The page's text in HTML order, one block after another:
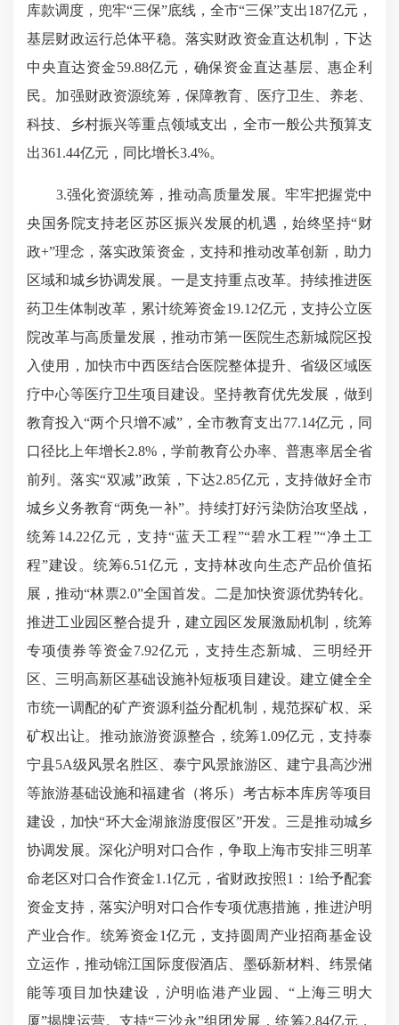
库款调度，兜牢“三保”底线，全市“三保”支出187亿元，
基层财政运行总体平稳。落实财政资金直达机制，下达
中央直达资金59.88亿元，确保资金直达基层、惠企利
民。加强财政资源统筹，保障教育、医疗卫生、养老、
科技、乡村振兴等重点领域支出，全市一般公共预算支
出361.44亿元，同比增长3.4%。
3.强化资源统筹，推动高质量发展。牢牢把握党中
央国务院支持老区苏区振兴发展的机遇，始终坚持“财
政+”理念，落实政策资金，支持和推动改革创新，助力
区域和城乡协调发展。一是支持重点改革。持续推进医
药卫生体制改革，累计统筹资金19.12亿元，支持公立医
院改革与高质量发展，推动市第一医院生态新城院区投
入使用，加快市中西医结合医院整体提升、省级区域医
疗中心等医疗卫生项目建设。坚持教育优先发展，做到
教育投入“两个只增不减”，全市教育支出77.14亿元，同
口径比上年增长2.8%，学前教育公办率、普惠率居全省
前列。落实“双减”政策，下达2.85亿元，支持做好全市
城乡义务教育“两免一补”。持续打好污染防治攻坚战，
统筹14.22亿元，支持“蓝天工程”“碧水工程”“净土工
程”建设。统筹6.51亿元，支持林改向生态产品价值拓
展，推动“林票2.0”全国首发。二是加快资源优势转化。
推进工业园区整合提升，建立园区发展激励机制，统筹
专项债券等资金7.92亿元，支持生态新城、三明经开
区、三明高新区基础设施补短板项目建设。建立健全全
市统一调配的矿产资源利益分配机制，规范探矿权、采
矿权出让。推动旅游资源整合，统筹1.09亿元，支持泰
宁县5A级风景名胜区、泰宁风景旅游区、建宁县高沙洲
等旅游基础设施和福建省（将乐）考古标本库房等项目
建设，加快“环大金湖旅游度假区”开发。三是推动城乡
协调发展。深化沪明对口合作，争取上海市安排三明革
命老区对口合作资金1.1亿元，省财政按照1：1给予配套
资金支持，落实沪明对口合作专项优惠措施，推进沪明
产业合作。统筹资金1亿元，支持圆周产业招商基金设
立运作，推动锦江国际度假酒店、墨砾新材料、纬景储
能等项目加快建设，沪明临港产业园、“上海三明大
厦”揭牌运营。支持“三沙永”组团发展，统筹2.84亿元，